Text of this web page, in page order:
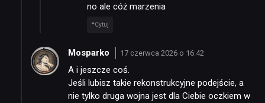
no ale cóż marzenia
Cytuj
Mosparko 17 czerwca 2026 o 16:42
A i jeszcze coś.
Jeśli lubisz takie rekonstrukcyjne podejście, a
nie tylko druga wojna jest dla Ciebie oczkiem w